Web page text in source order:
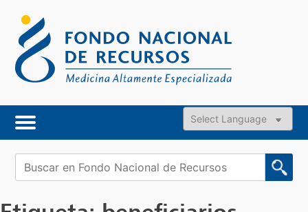
content
Powered by
Buscar: